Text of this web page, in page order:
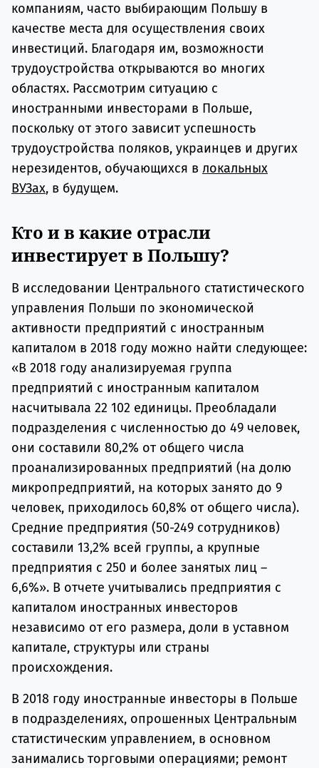
компаниям, часто выбирающим Польшу в
качестве места для осуществления своих
инвестиций. Благодаря им, возможности
трудоустройства открываются во многих
областях. Рассмотрим ситуацию с
иностранными инвесторами в Польше,
поскольку от этого зависит успешность
трудоустройства поляков, украинцев и других
нерезидентов, обучающихся в локальных
ВУЗах, в будущем.
Кто и в какие отрасли
инвестирует в Польшу?
В исследовании Центрального статистического
управления Польши по экономической
активности предприятий с иностранным
капиталом в 2018 году можно найти следующее:
«В 2018 году анализируемая группа
предприятий с иностранным капиталом
насчитывала 22 102 единицы. Преобладали
подразделения с численностью до 49 человек,
они составили 80,2% от общего числа
проанализированных предприятий (на долю
микропредприятий, на которых занято до 9
человек, приходилось 60,8% от общего числа).
Средние предприятия (50-249 сотрудников)
составили 13,2% всей группы, а крупные
предприятия с 250 и более занятых лиц –
6,6%». В отчете учитывались предприятия с
капиталом иностранных инвесторов
независимо от его размера, доли в уставном
капитале, структуры или страны
происхождения.
В 2018 году иностранные инвесторы в Польше
в подразделениях, опрошенных Центральным
статистическим управлением, в основном
занимались торговыми операциями; ремонт